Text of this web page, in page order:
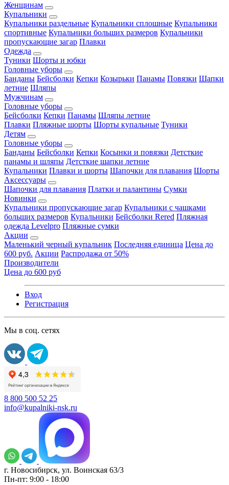
Женщинам
Купальники
Купальники раздельные Купальники сплошные Купальники
спортивные Купальники больших размеров Купальники
пропускающие загар Плавки
Одежда
Туники Шорты и юбки
Головные уборы
Банданы Бейсболки Кепки Козырьки Панамы Повязки Шапки
летние Шляпы
Мужчинам
Головные уборы
Бейсболки Кепки Панамы Шляпы летние
Плавки Пляжные шорты Шорты купальные Туники
Детям
Головные уборы
Банданы Бейсболки Кепки Косынки и повязки Детсткие
панамы и шляпы Детсткие шапки летние
Купальники Плавки и шорты Шапочки для плавания Шорты
Аксессуары
Шапочки для плавания Платки и палантины Сумки
Новинки
Купальники пропускающие загар Купальники с чашками
больших размеров Купальники Бейсболки Rered Пляжная
одежда Levelpro Пляжные сумки
Акции
Маленький черный купальник Последняя единица Цена до
600 руб. Акции Распродажа от 50%
Производители
Цена до 600 руб
Вход
Регистрация
Мы в соц. сетях
8 800 500 52 25
info@kupalniki-nsk.ru
г. Новосибирск, ул. Воинская 63/3
Пн-пт: 9:00 - 18:00